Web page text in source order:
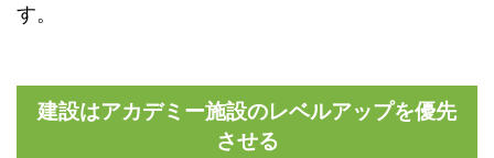
す。
建設はアカデミー施設のレベルアップを優先
させる